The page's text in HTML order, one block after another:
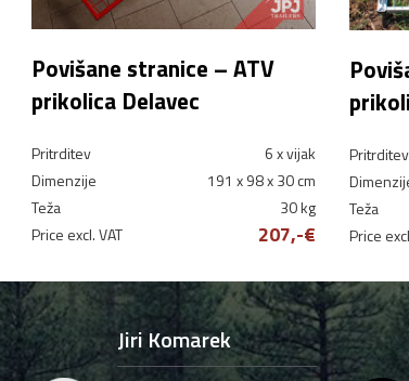
Povišane stranice – ATV
prikolica Delavec
Pritrditev
6 x vijak
Dimenzije
191 x 98 x 30 cm
Teža
30 kg
Price excl. VAT
207,-€
Pritrditev
Teža
Price
Jiri Komarek